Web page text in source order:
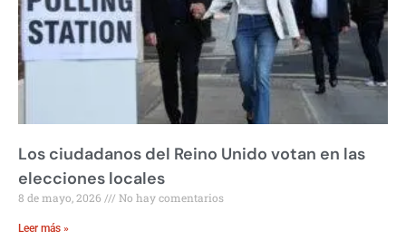
Los ciudadanos del Reino Unido votan en las
elecciones locales
8 de mayo, 2026 No hay comentarios
Leer más »